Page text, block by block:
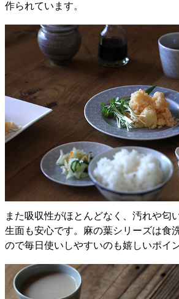
作られています。
また吸収性がほとんどなく、汚れや匂
生面も安心です。麻の葉シリーズは食
ので毎日使いしやすいのも嬉しいポイン